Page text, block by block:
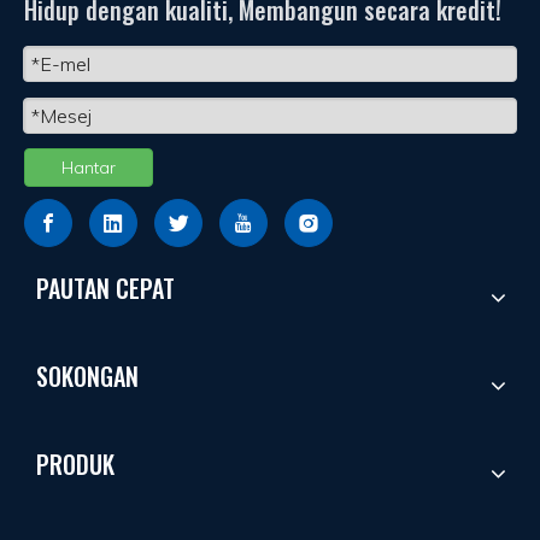
Hidup dengan kualiti, Membangun secara kredit!
Hantar
PAUTAN CEPAT
SOKONGAN
PRODUK